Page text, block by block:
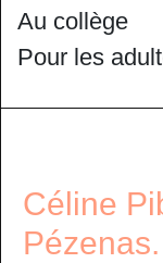
Au collège
Pour les
Céline